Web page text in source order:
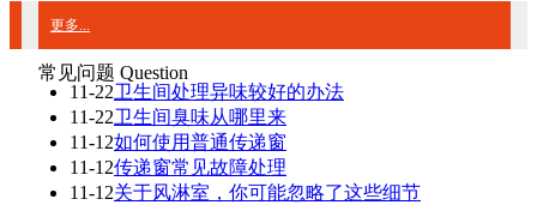
更多...
常见问题 Question
11-22卫生间处理异味较好的办法
11-22卫生间臭味从哪里来
11-12如何使用普通传递窗
11-12传递窗常见故障处理
11-12关于风淋室，你可能忽略了这些细节